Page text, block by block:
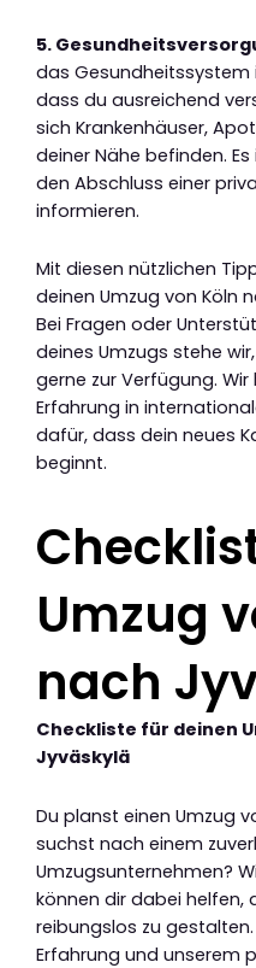
5.
das Gesundheitssystem
dass du ausreichend
sich Krankenhäuser,
deiner Nähe befinden.
den Abschluss einer
informieren.
Mit diesen nützlichen
deinen Umzug von Köln
Bei Fragen oder
deines Umzugs stehe
gerne zur Verfügung.
Erfahrung in
dafür, dass dein neues
beginnt.
Umzug
nach
Checkliste für deinen
Jyväskylä
Du planst einen Umzug
suchst nach einem
Umzugsunternehmen?
können dir dabei helfen,
reibungslos zu
Erfahrung und unserem